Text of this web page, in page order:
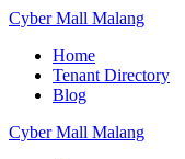
Skip
content
CyberMall Malang
Home
Tenant Directory
Blog
CyberMall Malang